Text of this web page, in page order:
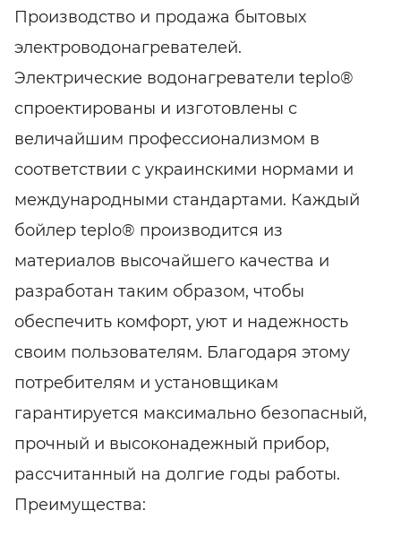
Производство и продажа бытовых
электроводонагревателей.
Электрические водонагреватели tеplo®
спроектированы и изготовлены с
величайшим профессионализмом в
соответствии с украинскими нормами и
международными стандартами. Каждый
бойлер tеplo® производится из
материалов высочайшего качества и
разработан таким образом, чтобы
обеспечить комфорт, уют и надежность
своим пользователям. Благодаря этому
потребителям и установщикам
гарантируется максимально безопасный,
прочный и высоконадежный прибор,
рассчитанный на долгие годы работы.
Преимущества: